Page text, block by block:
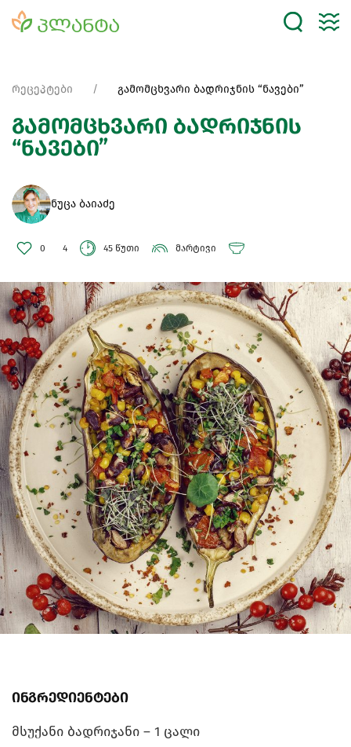
რეცეპტები გამომცხვარი ბადრიჯნის “ნავები”
გამომცხვარი ბადრიჯნის
“ნავები”
ნუცა ბაიაძე
0 4 45 წუთი მარტივი
ინგრედიენტები
მსუქანი ბადრიჯანი – 1 ცალი